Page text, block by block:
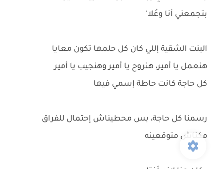
بتجمعني أنا وعُلا'
البنت الشقية إللي كان كل حلمها تكون معايا
هنعمل يا أمير، هنروح يا أمير وهنجيب يا أمير
كل حاجة كانت حاطة إسمي فيها
رسمنا كل حاجة، بس محطيناش إحتمال للفراق
مكناش متوقعينه